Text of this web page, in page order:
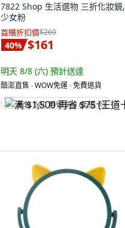
7822 Shop 生活選物 三折化妝鏡,
少女粉
首購折扣價$269
40% $161
明天 8/8 (六) 預計送達
酷澎直售 ∙ WOW免運 ∙ 免費退貨
满 $1,500 再省 $75 (王道卡)